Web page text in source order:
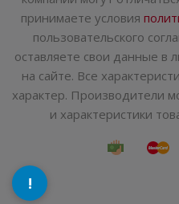
принимаете условия
пользовательского
оставляете свои данные в
на сайте. Все
характер. Производители
и характеристики
!